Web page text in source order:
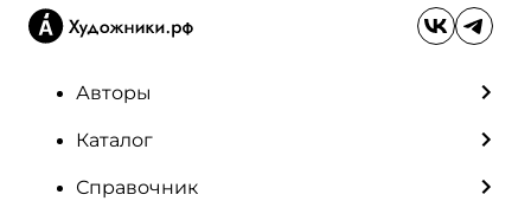
Авторы
Каталог
Справочник